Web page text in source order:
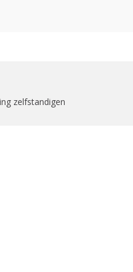
zelfstandigen